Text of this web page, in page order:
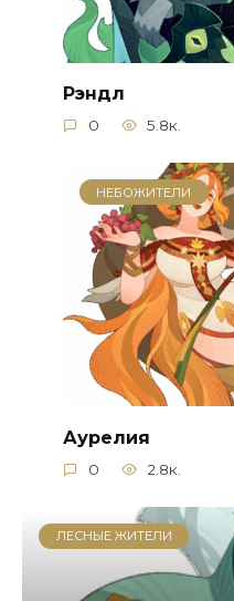
Рэндл
0 5.8к.
НЕБОЖИТЕЛИ
Аурелия
0 2.8к.
ЛЕСНЫЕ ЖИТЕЛИ